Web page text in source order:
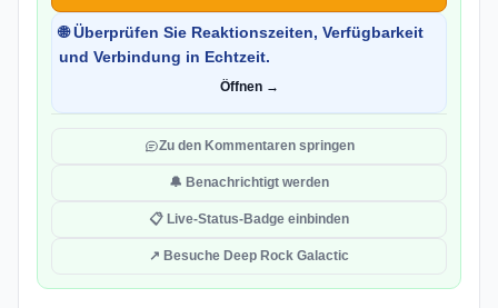
🌐 Überprüfen Sie Reaktionszeiten, Verfügbarkeit
und Verbindung in Echtzeit.
Öffnen →
Zu den Kommentaren springen
🔔 Benachrichtigt werden
📋 Live-Status-Badge einbinden
↗ Besuche Deep Rock Galactic